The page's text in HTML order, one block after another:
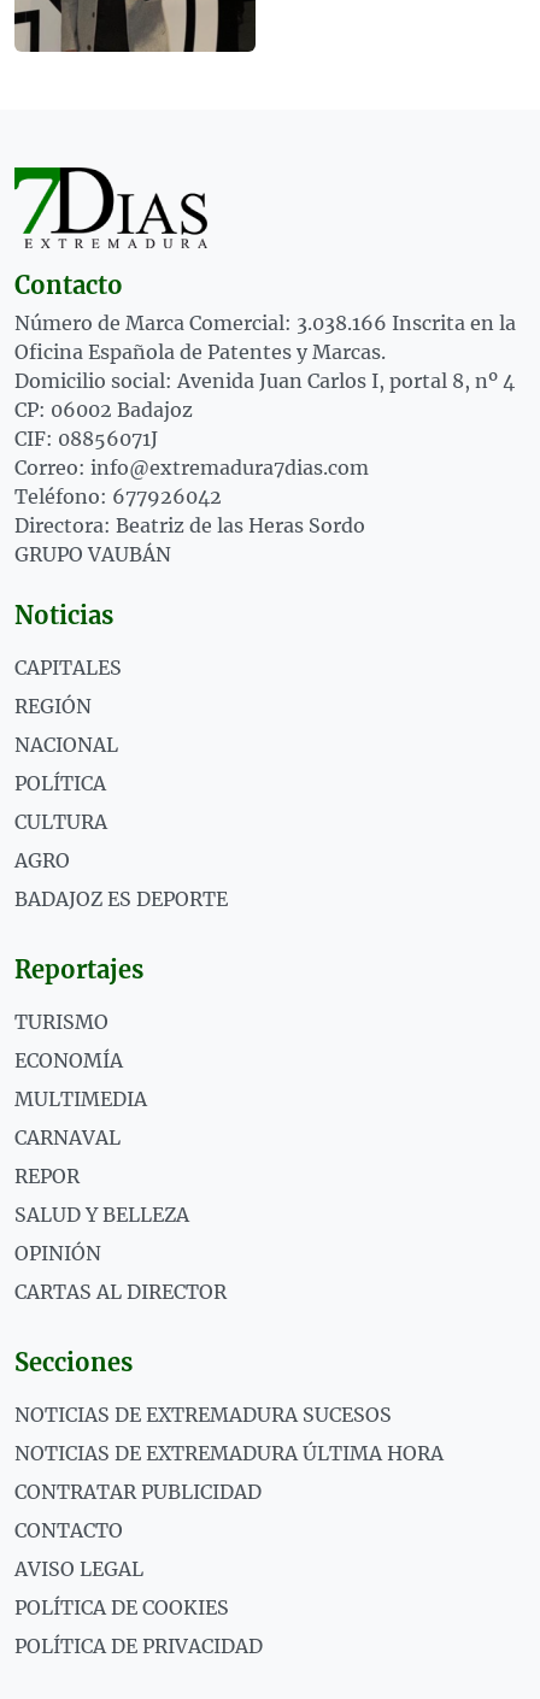
Contacto
Número de Marca Comercial: 3.038.166 Inscrita en la
Oficina Española de Patentes y Marcas.
Domicilio social: Avenida Juan Carlos I, portal 8, nº 4
CP: 06002 Badajoz
CIF: 08856071J
Correo: info@extremadura7dias.com
Teléfono: 677926042
Directora: Beatriz de las Heras Sordo
GRUPO VAUBÁN
Noticias
CAPITALES
REGIÓN
NACIONAL
POLÍTICA
CULTURA
AGRO
BADAJOZ ES DEPORTE
Reportajes
TURISMO
ECONOMÍA
MULTIMEDIA
CARNAVAL
REPOR
SALUD Y BELLEZA
OPINIÓN
CARTAS AL DIRECTOR
Secciones
NOTICIAS DE EXTREMADURA SUCESOS
NOTICIAS DE EXTREMADURA ÚLTIMA HORA
CONTRATAR PUBLICIDAD
CONTACTO
AVISO LEGAL
POLÍTICA DE COOKIES
POLÍTICA DE PRIVACIDAD